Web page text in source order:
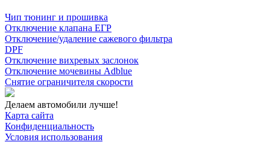
Чип тюнинг и прошивка
Отключение клапана ЕГР
Отключение/удаление сажевого фильтра
DPF
Отключение вихревых заслонок
Отключение мочевины Adblue
Снятие ограничителя скорости
Делаем автомобили лучше!
Карта сайта
Конфиденциальность
Условия использования